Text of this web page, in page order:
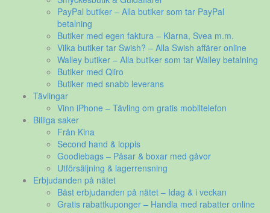
PayPal butiker – Alla butiker som tar PayPal
betalning
Butiker med egen faktura – Klarna, Svea m.m.
Vilka butiker tar Swish? – Alla Swish affärer online
Walley butiker – Alla butiker som tar Walley betalning
Butiker med Qliro
Butiker med snabb leverans
Tävlingar
Vinn iPhone – Tävling om gratis mobiltelefon
Billiga saker
Från Kina
Second hand & loppis
Goodiebags – Påsar & boxar med gåvor
Utförsäljning & lagerrensning
Erbjudanden på nätet
Bäst erbjudanden på nätet – Idag & i veckan
Gratis rabattkuponger – Handla med rabatter online